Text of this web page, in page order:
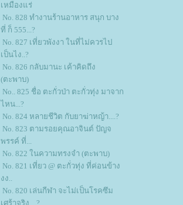
เหมืองแร่
No. 828 ทำงานร้านอาหาร สนุก บาง
ที่ ก็ 555...?
No. 827 เที่ยวพังงา ในที่ไม่ควรไป
เป็นไง..?
No. 826 กลับมานะ เค้าคิดถึง
(ตะพาบ)
No.. 825 ชื่อ ตะกั่วป่า ตะกั่วทุ่ง มาจาก
ไหน...?
No. 824 หลายชีวิต กับยาฆ่าหญ้า....?
No. 823 ตามรอยคุณอาจินต์ ปัญจ
พรรค์ ที่...
No. 822 ในความทรงจำ (ตะพาบ)
No. 821 เที่ยว @ ตะกั่วทุ่ง ที่ค่อนข้าง
งง..
No. 820 เล่นกีฬา จะไม่เป็นโรคซึม
เศร้าจริง....?